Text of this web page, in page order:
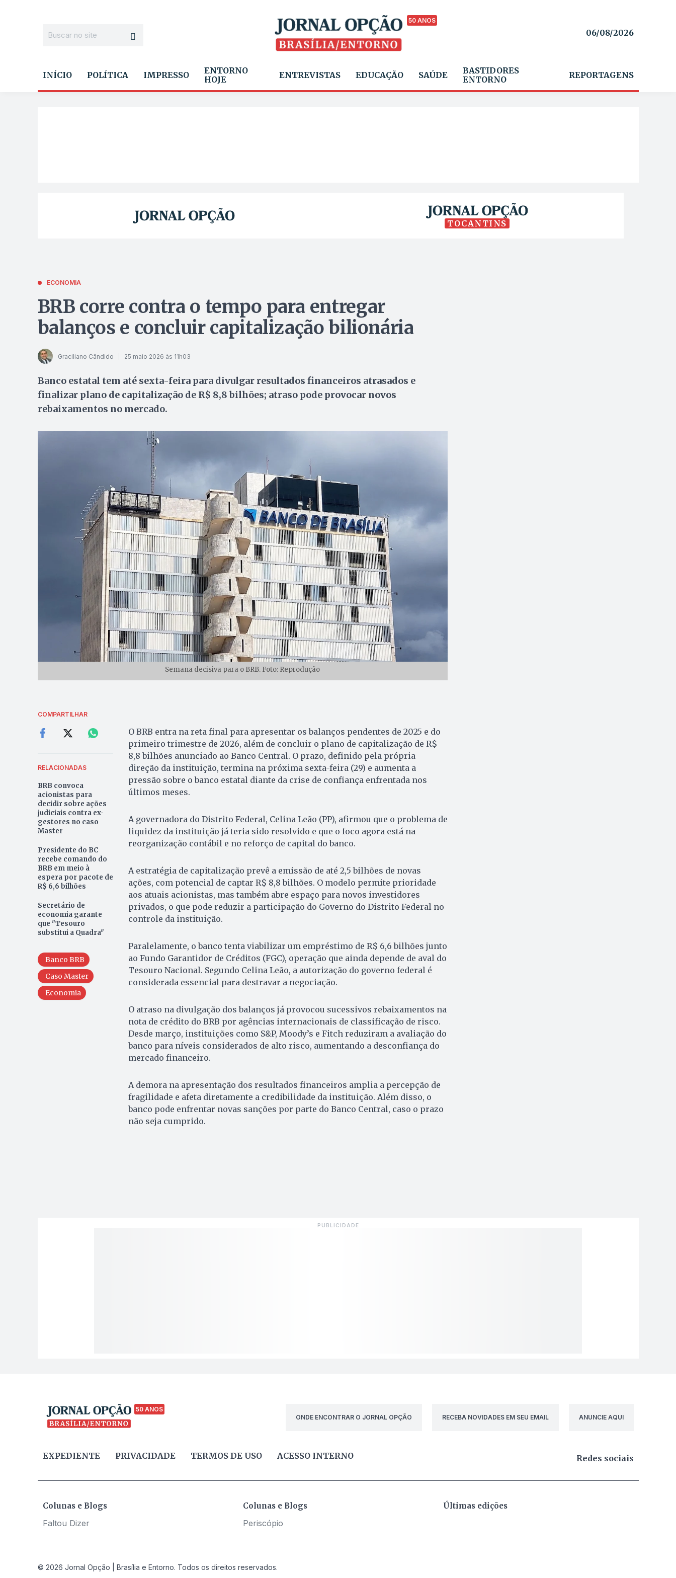
50 ANOS
06/08/2026
INÍCIO POLÍTICA IMPRESSO
ENTORNO
HOJE
ENTREVISTAS EDUCAÇÃO SAÚDE
BASTIDORES
ENTORNO
REPORTAGENS
TOCANTINS
ECONOMIA
BRB corre contra o tempo para entregar
balanços e concluir capitalização bilionária
Graciliano Cândido 25 maio 2026 às 11h03
Banco estatal tem até sexta-feira para divulgar resultados financeiros atrasados e
finalizar plano de capitalização de R$ 8,8 bilhões; atraso pode provocar novos
rebaixamentos no mercado.
Semana decisiva para o BRB. Foto: Reprodução
COMPARTILHAR
RELACIONADAS
BRB convoca
acionistas para
decidir sobre ações
judiciais contra ex-
gestores no caso
Master
Presidente do BC
recebe comando do
BRB em meio à
espera por pacote de
R$ 6,6 bilhões
Secretário de
economia garante
que "Tesouro
substitui a Quadra"
Banco BRB
Caso Master
Economia
O BRB entra na reta final para apresentar os balanços pendentes de 2025 e do
primeiro trimestre de 2026, além de concluir o plano de capitalização de R$
8,8 bilhões anunciado ao Banco Central. O prazo, definido pela própria
direção da instituição, termina na próxima sexta-feira (29) e aumenta a
pressão sobre o banco estatal diante da crise de confiança enfrentada nos
últimos meses.
A governadora do Distrito Federal, Celina Leão (PP), afirmou que o problema de
liquidez da instituição já teria sido resolvido e que o foco agora está na
reorganização contábil e no reforço de capital do banco.
A estratégia de capitalização prevê a emissão de até 2,5 bilhões de novas
ações, com potencial de captar R$ 8,8 bilhões. O modelo permite prioridade
aos atuais acionistas, mas também abre espaço para novos investidores
privados, o que pode reduzir a participação do Governo do Distrito Federal no
controle da instituição.
Paralelamente, o banco tenta viabilizar um empréstimo de R$ 6,6 bilhões junto
ao Fundo Garantidor de Créditos (FGC), operação que ainda depende de aval do
Tesouro Nacional. Segundo Celina Leão, a autorização do governo federal é
considerada essencial para destravar a negociação.
O atraso na divulgação dos balanços já provocou sucessivos rebaixamentos na
nota de crédito do BRB por agências internacionais de classificação de risco.
Desde março, instituições como S&P, Moody’s e Fitch reduziram a avaliação do
banco para níveis considerados de alto risco, aumentando a desconfiança do
mercado financeiro.
A demora na apresentação dos resultados financeiros amplia a percepção de
fragilidade e afeta diretamente a credibilidade da instituição. Além disso, o
banco pode enfrentar novas sanções por parte do Banco Central, caso o prazo
não seja cumprido.
50 ANOS
ONDE ENCONTRAR O JORNAL OPÇÃO
RECEBA NOVIDADES EM SEU EMAIL ANUNCIE AQUI
EXPEDIENTE PRIVACIDADE TERMOS DE USO ACESSO INTERNO Redes sociais
Colunas e Blogs
Faltou Dizer
Colunas e Blogs
Periscópio
Últimas edições
© 2026 Jornal Opção | Brasília e Entorno. Todos os direitos reservados.